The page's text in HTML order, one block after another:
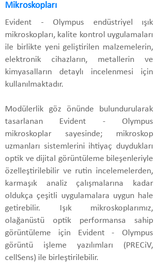
Mikroskopları
Evident - Olympus endüstriyel ışık
mikroskopları, kalite kontrol uygulamaları
ile birlikte yeni geliştirilen malzemelerin,
elektronik cihazların, metallerin ve
kimyasalların detaylı incelenmesi için
kullanılmaktadır.
Modülerlik göz önünde bulundurularak
tasarlanan Evident - Olympus
mikroskoplar sayesinde; mikroskop
uzmanları sistemlerini ihtiyaç duydukları
optik ve dijital görüntüleme bileşenleriyle
özelleştirilebilir ve rutin incelemelerden,
karmaşık analiz çalışmalarına kadar
oldukça çeşitli uygulamalara uygun hale
getirebilir. Işık mikroskoplarımız,
olağanüstü optik performansa sahip
görüntüleme için Evident - Olympus
görüntü işleme yazılımları (PRECiV,
cellSens) ile birleştirilebilir.